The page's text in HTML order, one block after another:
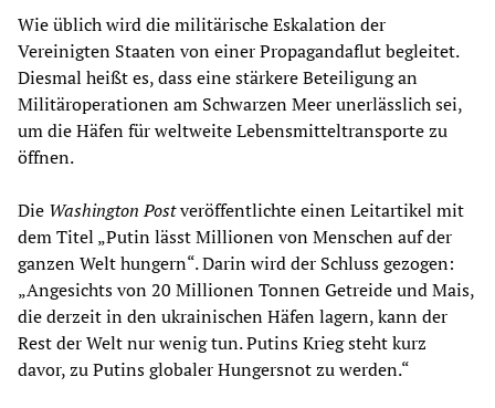
Wie üblich wird die militärische Eskalation der
Vereinigten Staaten von einer Propagandaflut begleitet.
Diesmal heißt es, dass eine stärkere Beteiligung an
Militäroperationen am Schwarzen Meer unerlässlich sei,
um die Häfen für weltweite Lebensmitteltransporte zu
öffnen.
Die Washington Postveröffentlichte einen Leitartikel mit
dem Titel „Putin lässt Millionen von Menschen auf der
ganzen Welt hungern“. Darin wird der Schluss gezogen:
„Angesichts von 20 Millionen Tonnen Getreide und Mais,
die derzeit in den ukrainischen Häfen lagern, kann der
Rest der Welt nur wenig tun. Putins Krieg steht kurz
davor, zu Putins globaler Hungersnot zu werden.“